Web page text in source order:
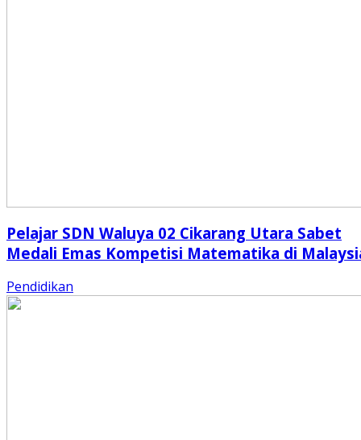
Pelajar SDN Waluya 02 Cikarang Utara Sabet
Medali Emas Kompetisi Matematika di
Pendidikan